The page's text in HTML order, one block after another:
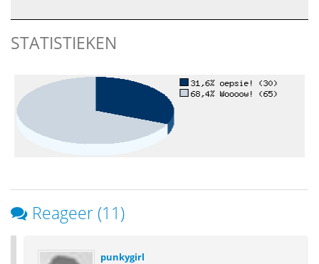
STATISTIEKEN
Reageer (11)
punkygirl